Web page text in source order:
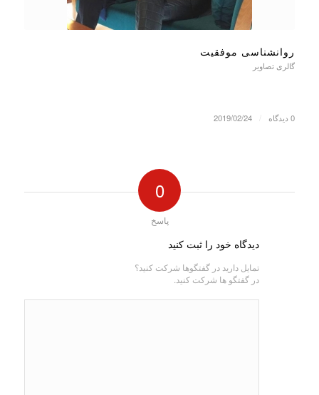
روانشناسی موفقیت
گالری تصاویر
0 دیدگاه 2019/02/24
0
پاسخ
دیدگاه خود را ثبت کنید
تمایل دارید در گفتگوها شرکت کنید؟
در گفتگو ها شرکت کنید.